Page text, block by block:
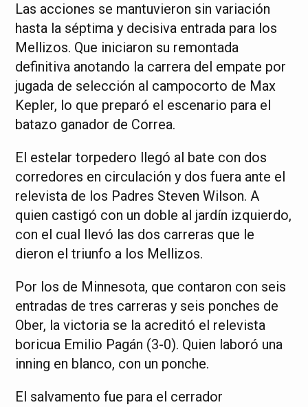
Las acciones se mantuvieron sin variación
hasta la séptima y decisiva entrada para los
Mellizos. Que iniciaron su remontada
definitiva anotando la carrera del empate por
jugada de selección al campocorto de Max
Kepler, lo que preparó el escenario para el
batazo ganador de Correa.
El estelar torpedero llegó al bate con dos
corredores en circulación y dos fuera ante el
relevista de los Padres Steven Wilson. A
quien castigó con un doble al jardín izquierdo,
con el cual llevó las dos carreras que le
dieron el triunfo a los Mellizos.
Por los de Minnesota, que contaron con seis
entradas de tres carreras y seis ponches de
Ober, la victoria se la acreditó el relevista
boricua Emilio Pagán (3-0). Quien laboró una
inning en blanco, con un ponche.
El salvamento fue para el cerrador